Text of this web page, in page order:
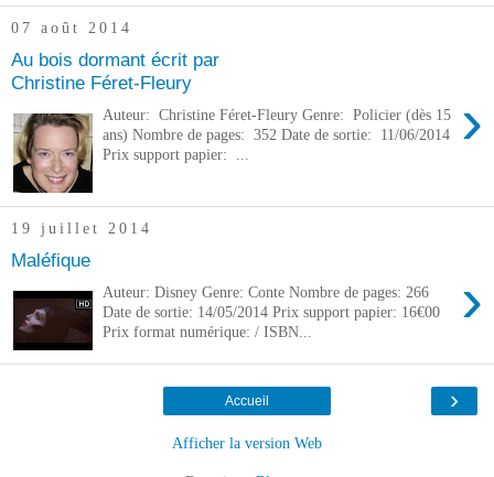
07 août 2014
Au bois dormant écrit par
Christine Féret-Fleury
›
Auteur: Christine Féret-Fleury Genre: Policier (dès 15
ans) Nombre de pages: 352 Date de sortie: 11/06/2014
Prix support papier: ...
19 juillet 2014
Maléfique
›
Auteur: Disney Genre: Conte Nombre de pages: 266
Date de sortie: 14/05/2014 Prix support papier: 16€00
Prix format numérique: / ISBN...
›
Accueil
Afficher la version Web